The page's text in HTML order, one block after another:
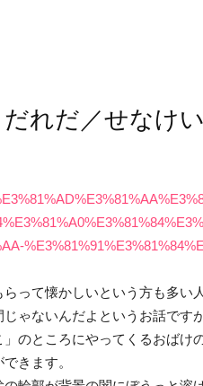
れだ／せなけい
って懐かしいという方も多い
ゃないんだよというお話です
のところにやってくるおばけ
きます。